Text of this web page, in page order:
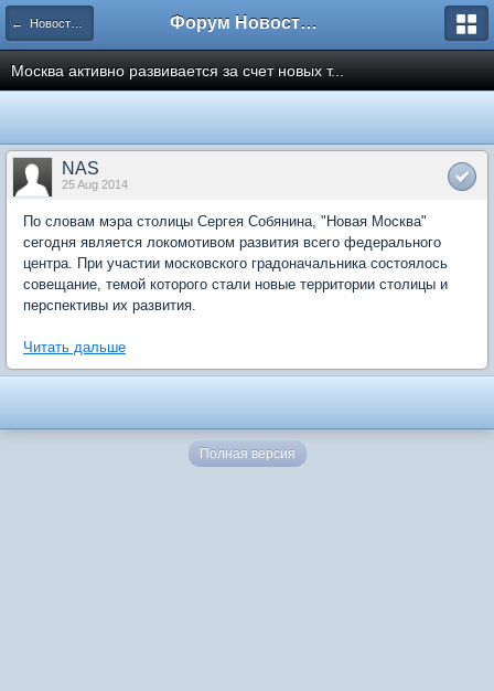
← Новости рынка недвижимости Форум Новостройки
Москва активно развивается за счет новых т...
NAS
25 Aug 2014
По словам мэра столицы Сергея Собянина, "Новая Москва"
сегодня является локомотивом развития всего федерального
центра. При участии московского градоначальника состоялось
совещание, темой которого стали новые территории столицы и
перспективы их развития.
Читать дальше
Полная версия